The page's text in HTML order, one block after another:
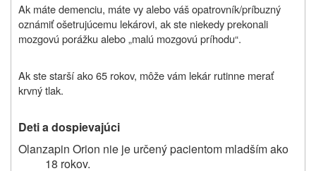
Ak máte demenciu, máte vy alebo váš opatrovník/príbuzný
oznámiť ošetrujúcemu lekárovi, ak ste niekedy prekonali
mozgovú porážku alebo „malú mozgovú príhodu“.
Ak ste starší ako 65 rokov, môže vám lekár rutinne merať
krvný tlak.
Deti a dospievajúci
Olanzapin Orion nie je určený pacientom mladším ako
18 rokov.